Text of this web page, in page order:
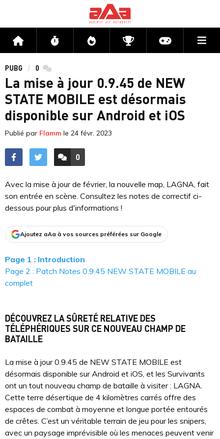
Accueil Flux Directs CompétitionsActu jeux
PUBG 0 commentaires
La mise à jour 0.9.45 de NEW
STATE MOBILE est désormais
disponible sur Android et iOS
Publié par Flamm le 24 févr. 2023
ACCÉDER AUX
0
COMMENTAIRES
Avec la mise à jour de février, la nouvelle map, LAGNA, fait
son entrée en scène. Consultez les notes de correctif ci-
dessous pour plus d'informations !
Ajoutez aAa à vos sources préférées sur Google
Page 1 : Introduction
Page 2 : Patch Notes 0.9.45 NEW STATE MOBILE au
complet
DÉCOUVREZ LA SÛRETÉ RELATIVE DES
TÉLÉPHÉRIQUES SUR CE NOUVEAU CHAMP DE
BATAILLE
La mise à jour 0.9.45 de NEW STATE MOBILE est
désormais disponible sur Android et iOS, et les Survivants
ont un tout nouveau champ de bataille à visiter : LAGNA.
Cette terre désertique de 4 kilomètres carrés offre des
espaces de combat à moyenne et longue portée entourés
de crêtes. C’est un véritable terrain de jeu pour les snipers,
avec un paysage imprévisible où les menaces peuvent venir